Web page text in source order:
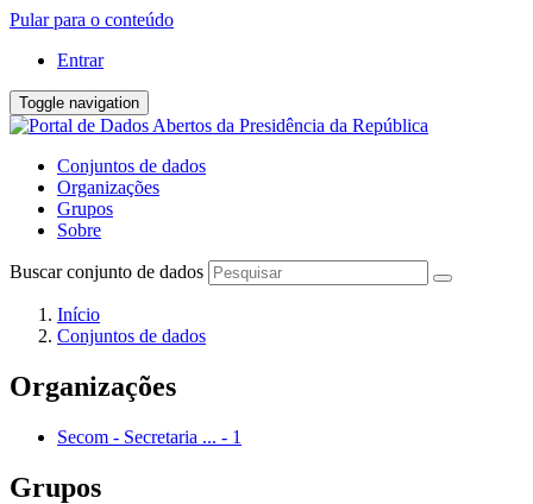
Pular para o conteúdo
Entrar
Toggle navigation
Conjuntos de dados
Organizações
Grupos
Sobre
Buscar conjunto de dados
Início
Conjuntos de dados
Organizações
Secom - Secretaria ... - 1
Grupos